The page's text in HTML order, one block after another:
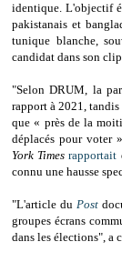
identique. L'objectif
pakistanais et
tunique blanche,
candidat dans son
"Selon DRUM, la
rapport à 2021,
que « près de la
déplacés pour voter
York Times rapportait
connu une hausse
"L'article du Post
groupes écrans
dans les élections", a